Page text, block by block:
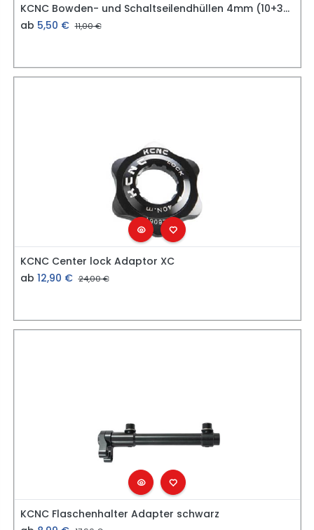
KCNC Bowden- und Schaltseilendhüllen 4mm (10+3Stk)
ab 5,50 € 11,00€
KCNC Center lock Adaptor XC
ab 12,90 € 24,00€
KCNC Flaschenhalter Adapter schwarz